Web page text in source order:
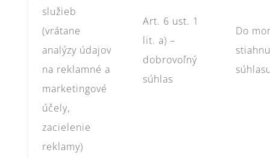
služieb
(vrátane
analýzy údajov
na reklamné a
marketingové
účely,
zacielenie
reklamy)
Art. 6 ust. 1
lit. a) –
dobrovoľný
súhlas
Do